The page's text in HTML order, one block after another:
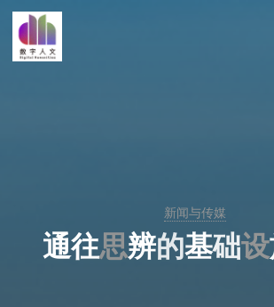
新闻与传媒
通往思
思辨的基础设
设